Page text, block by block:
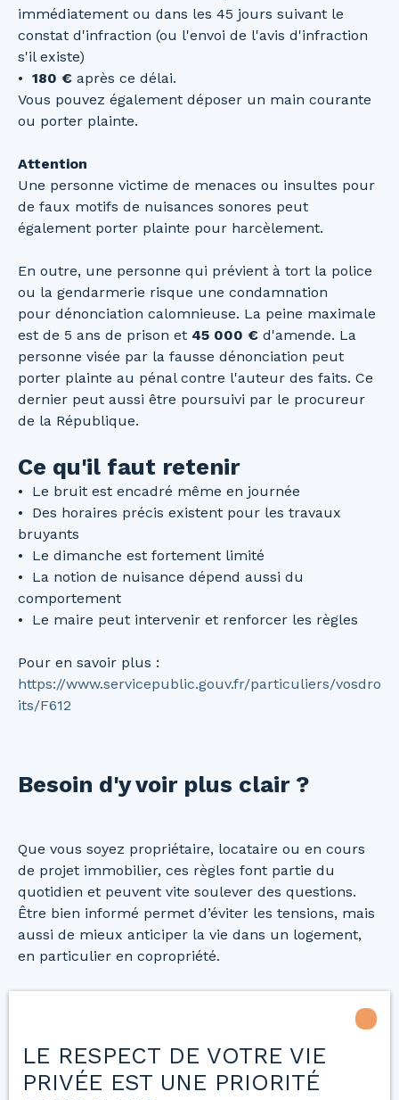
immédiatement ou dans les 45 jours suivant le
constat d'infraction (ou l'envoi de l'avis d'infraction
s'il existe)
180 € après ce délai.
Vous pouvez également déposer un main courante
ou porter plainte.
Attention
Une personne victime de menaces ou insultes pour
de faux motifs de nuisances sonores peut
également porter plainte pour harcèlement.
En outre, une personne qui prévient à tort la police
ou la gendarmerie risque une condamnation
pour dénonciation calomnieuse. La peine maximale
est de 5 ans de prison et 45 000 € d'amende. La
personne visée par la fausse dénonciation peut
porter plainte au pénal contre l'auteur des faits. Ce
dernier peut aussi être poursuivi par le procureur
de la République.
Ce qu'il faut retenir
Le bruit est encadré même en journée
Des horaires précis existent pour les travaux
bruyants
Le dimanche est fortement limité
La notion de nuisance dépend aussi du
comportement
Le maire peut intervenir et renforcer les règles
Pour en savoir plus :
https://www.servicepublic.gouv.fr/particuliers/vosdro
its/F612
Besoin d'y voir plus clair ?
Que vous soyez propriétaire, locataire ou en cours
de projet immobilier, ces règles font partie du
quotidien et peuvent vite soulever des questions.
Être bien informé permet d’éviter les tensions, mais
aussi de mieux anticiper la vie dans un logement,
en particulier en copropriété.
l’agence la plus proche de chez vous.
LE RESPECT DE VOTRE VIE
PRIVÉE EST UNE PRIORITÉ